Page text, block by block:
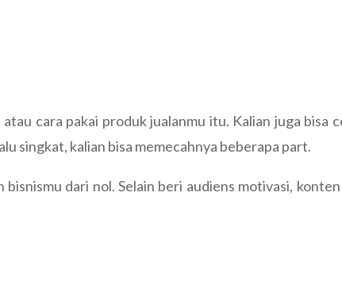
cara pakai produk jualanmu itu. Kalian juga bisa
singkat, kalian bisa memecahnya beberapa part.
dari nol. Selain beri audiens motivasi,